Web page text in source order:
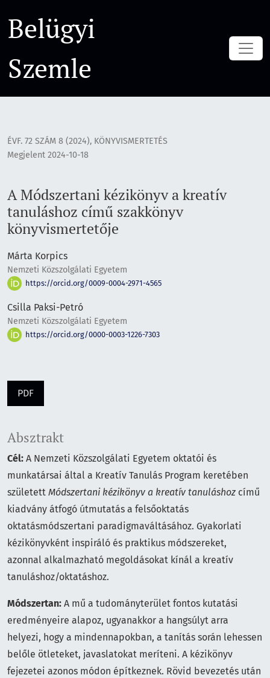
Belügyi
Szemle
ÉVF. 72 SZÁM 8 (2024), KÖNYVISMERTETÉS
A Módszertani kézikönyv a kreatív
tanuláshoz című szakkönyv
könyvismertetője
Megjelent 2024-10-18
Márta Korpics
Nemzeti Közszolgálati Egyetem
https://orcid.org/0009-0004-2971-4565
Csilla Paksi-Petró
Nemzeti Közszolgálati Egyetem
https://orcid.org/0000-0003-1226-7303
PDF
Absztrakt
Cél: A Nemzeti Közszolgálati Egyetem oktatói és
munkatársai által a Kreatív Tanulás Program keretében
született Módszertani kézikönyv a kreatív tanuláshoz című
kiadvány átfogó útmutatás a felsőoktatás
oktatásmódszertani paradigmaváltásához. Gyakorlati
kézikönyvként inspiráló és praktikus módszereket,
azonnal alkalmazható megoldásokat kínál a kreatív
tanuláshoz/oktatáshoz.
Módszertan: A mű a tudományterület fontos kutatási
eredményeire alapoz, ugyanakkor a hangsúlyt arra
helyezi, hogy a mindennapokban, a tanítás során lehessen
belőle ötleteket, javaslatokat meríteni. A kézikönyv
fejezetei azonos módon építkeznek. Rövid bevezetés után